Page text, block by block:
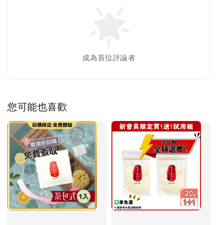
成為首位評論者
您可能也喜歡